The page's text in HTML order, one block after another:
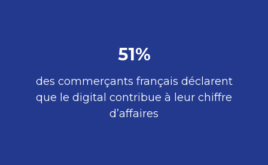
51%
des commerçants français déclarent
que le digital contribue à leur chiffre
d’affaires